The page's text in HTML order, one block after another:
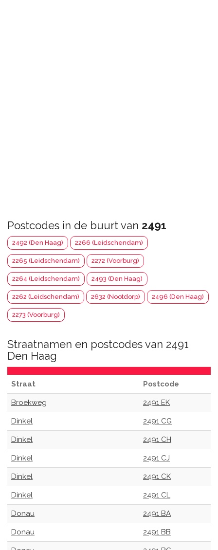
Postcodes in de buurt van 2491
2492 (Den Haag) 2266 (Leidschendam)
2265 (Leidschendam) 2272 (Voorburg)
2264 (Leidschendam) 2493 (Den Haag)
2262 (Leidschendam) 2632 (Nootdorp) 2496 (Den Haag)
2273 (Voorburg)
Straatnamen en postcodes van 2491
Den Haag
Straat Postcode
Broekweg 2491 EK
Dinkel 2491 CG
Dinkel 2491 CH
Dinkel 2491 CJ
Dinkel 2491 CK
Dinkel 2491 CL
Donau 2491 BA
Donau 2491 BB